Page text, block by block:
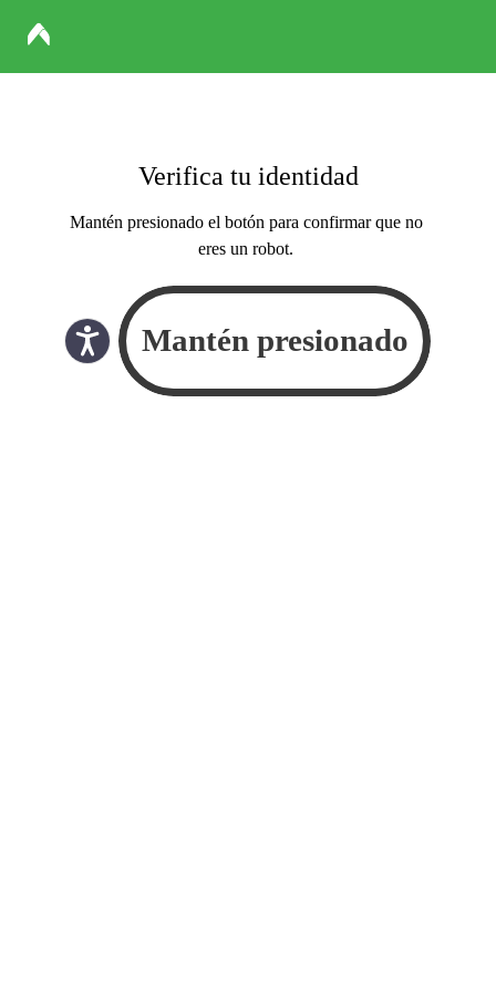
Verifica tu identidad
Mantén presionado el botón para confirmar que no
eres un robot.